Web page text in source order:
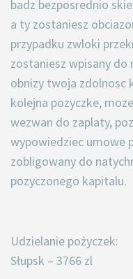
badz bezposrednio
a ty zostaniesz
przypadku zwloki
zostaniesz wpisany
obnizy twoja zdolnosc
kolejna pozyczke,
wezwan do zaplaty,
wypowiedziec umowe
zobligowany do
pozyczonego kapitalu.
Udzielanie pożyczek:
Słupsk – 3766 zl